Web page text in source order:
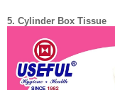
5. Cylinder Box Tissue